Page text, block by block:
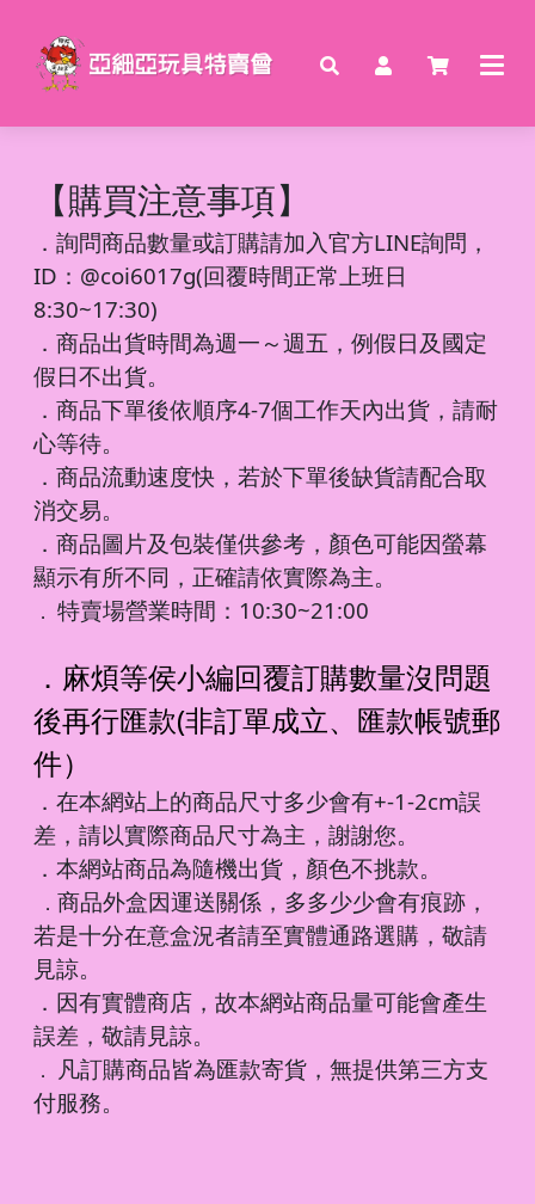
【購買注意事項】
． 詢問商品數量或訂購請加入官方LINE詢問，
ID：@coi6017g(回覆時間正常上班日
8:30~17:30)
．商品出貨時間為週一～週五，例假日及國定
假日不出貨。
．商品下單後依順序4-7個工作天內出貨，請耐
心等待。
．商品流動速度快，若於下單後缺貨請配合取
消交易。
．商品圖片及包裝僅供參考，顏色可能因螢幕
顯示有所不同，正確請依實際為主。
． 特賣場營業時間：10:30~21:00
．麻煩等侯小編回覆訂購數量沒問題
後再行匯款(非訂單成立、匯款帳號郵
件）
．在本網站上的商品尺寸多少會有+-1-2cm誤
差，請以實際商品尺寸為主，謝謝您。
．本網站商品為隨機出貨，顏色不挑款。
． 商品外盒因運送關係，多多少少會有痕跡，
若是十分在意盒況者請至實體通路選購，敬請
見諒。
．因有實體商店，故本網站商品量可能會產生
誤差，敬請見諒。
． 凡訂購商品皆為匯款寄貨，無提供第三方支
付服務。